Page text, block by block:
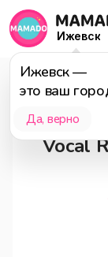
Ижевск
Ижевск—
это ваш
Да, верно
Vocal